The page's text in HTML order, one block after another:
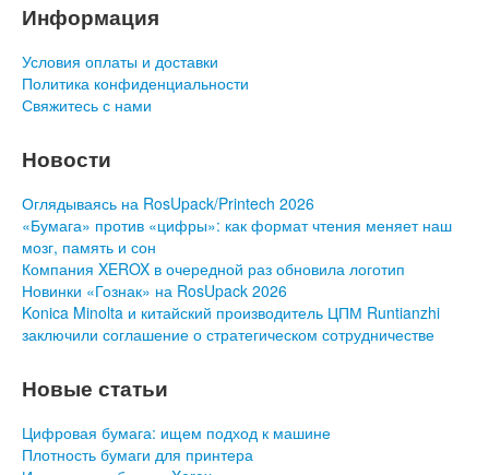
Информация
Условия оплаты и доставки
Политика конфиденциальности
Свяжитесь с нами
Новости
Оглядываясь на RosUpack/Printech 2026
«Бумага» против «цифры»: как формат чтения меняет наш
мозг, память и сон
Компания XEROX в очередной раз обновила логотип
Новинки «Гознак» на RosUpack 2026
Konica Minolta и китайский производитель ЦПМ Runtianzhi
заключили соглашение о стратегическом сотрудничестве
Новые статьи
Цифровая бумага: ищем подход к машине
Плотность бумаги для принтера